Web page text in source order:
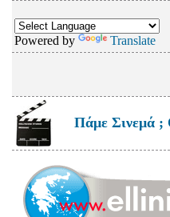
Powered by Translate
Πάμε Σινεμά ;